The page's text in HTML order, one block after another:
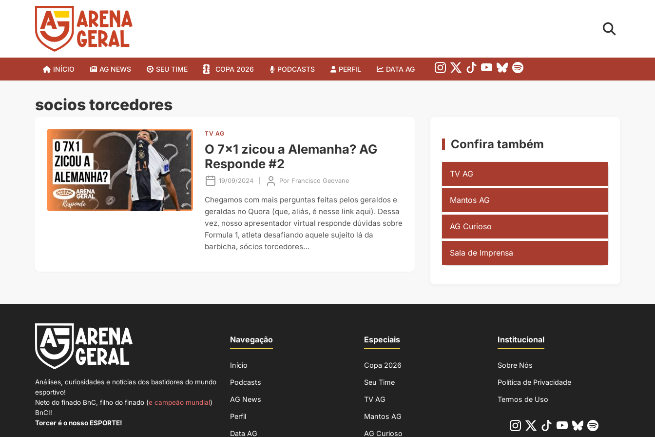
INÍCIO AG NEWS SEU TIME COPA 2026 PODCASTS PERFIL DATA AG
socios torcedores
TV AG
O 7×1 zicou a Alemanha? AG
Responde #2
19/09/2024 Por Francisco Geovane
Chegamos com mais perguntas feitas pelos geraldos e
geraldas no Quora (que, aliás, é nesse link aqui). Dessa
vez, nosso apresentador virtual responde dúvidas sobre
Formula 1, atleta desafiando aquele sujeito lá da
barbicha, sócios torcedores…
Confira também
TV AG
Mantos AG
AG Curioso
Sala de Imprensa
Análises, curiosidades e notícias dos bastidores do mundo
esportivo!
Neto do finado BnC, filho do finado (e campeão mundial)
BnCI!
Torcer é o nosso ESPORTE!
Navegação
Início
Podcasts
AG News
Perfil
Data AG
Especiais
Copa 2026
Seu Time
TV AG
Mantos AG
AG Curioso
Institucional
Sobre Nós
Política de Privacidade
Termos de Uso